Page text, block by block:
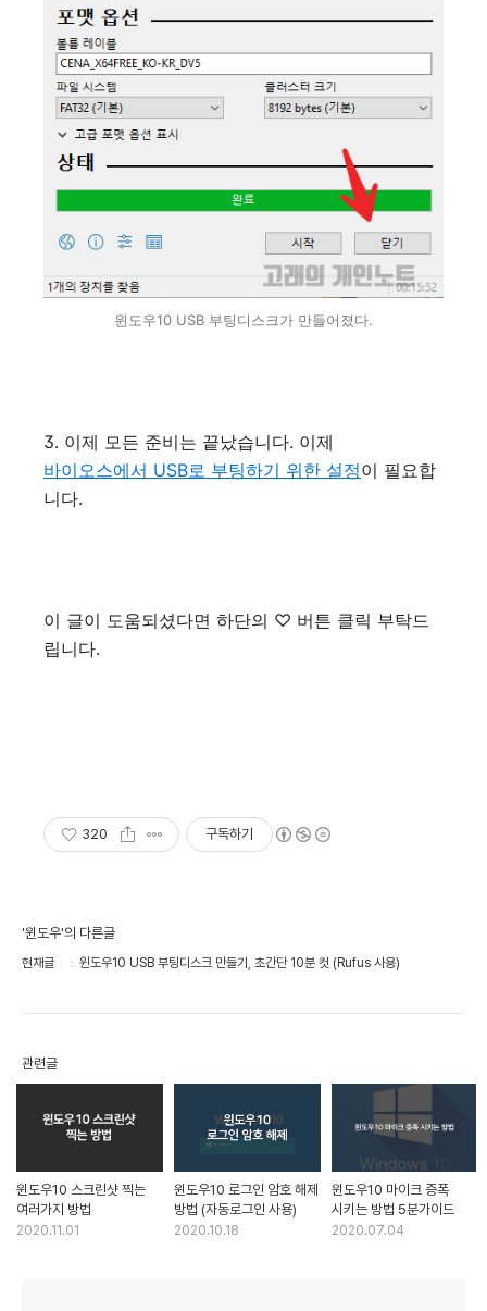
윈도우10 USB 부팅디스크가 만들어졌다.
3. 이제 모든 준비는 끝났습니다. 이제
바이오스에서 USB로 부팅하기 위한 설정이 필요합
니다.
이 글이 도움되셨다면 하단의 ♡ 버튼 클릭 부탁드
립니다.
320 구독하기
'윈도우'의 다른글
현재글 윈도우10 USB 부팅디스크 만들기, 초간단 10분 컷 (Rufus 사용)
관련글
윈도우10 스크린샷 찍는
여러가지 방법
2020.11.01
윈도우10 로그인 암호 해제
방법 (자동로그인 사용)
2020.10.18
윈도우10 마이크 증폭
시키는 방법 5분가이드
2020.07.04